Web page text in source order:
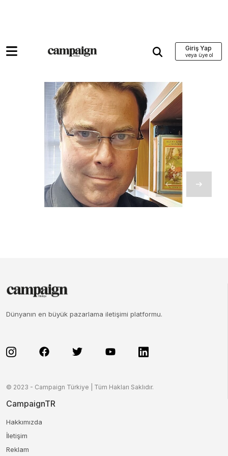
Giriş Yap
Dünyanın en büyük pazarlama iletişimi platformu.
© 2023 - Campaign Türkiye | Tüm Hakları Saklıdır.
CampaignTR
Hakkımızda
İletişim
Reklam